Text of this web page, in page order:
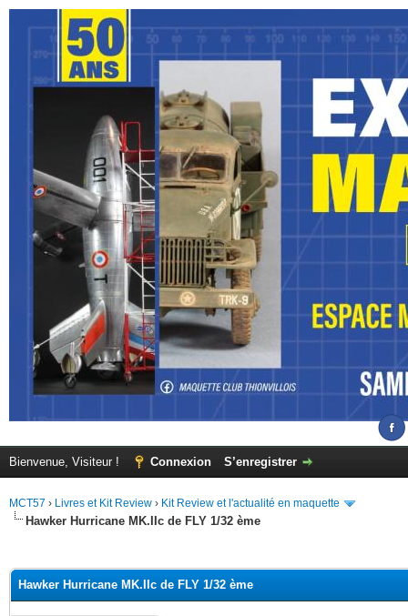
Bienvenue, Visiteur ! Connexion S’enregistrer
MCT57 › Livres et Kit Review › Kit Review et l'actualité en maquette
Hawker Hurricane MK.IIc de FLY 1/32 ème
Hawker Hurricane MK.IIc de FLY 1/32 ème